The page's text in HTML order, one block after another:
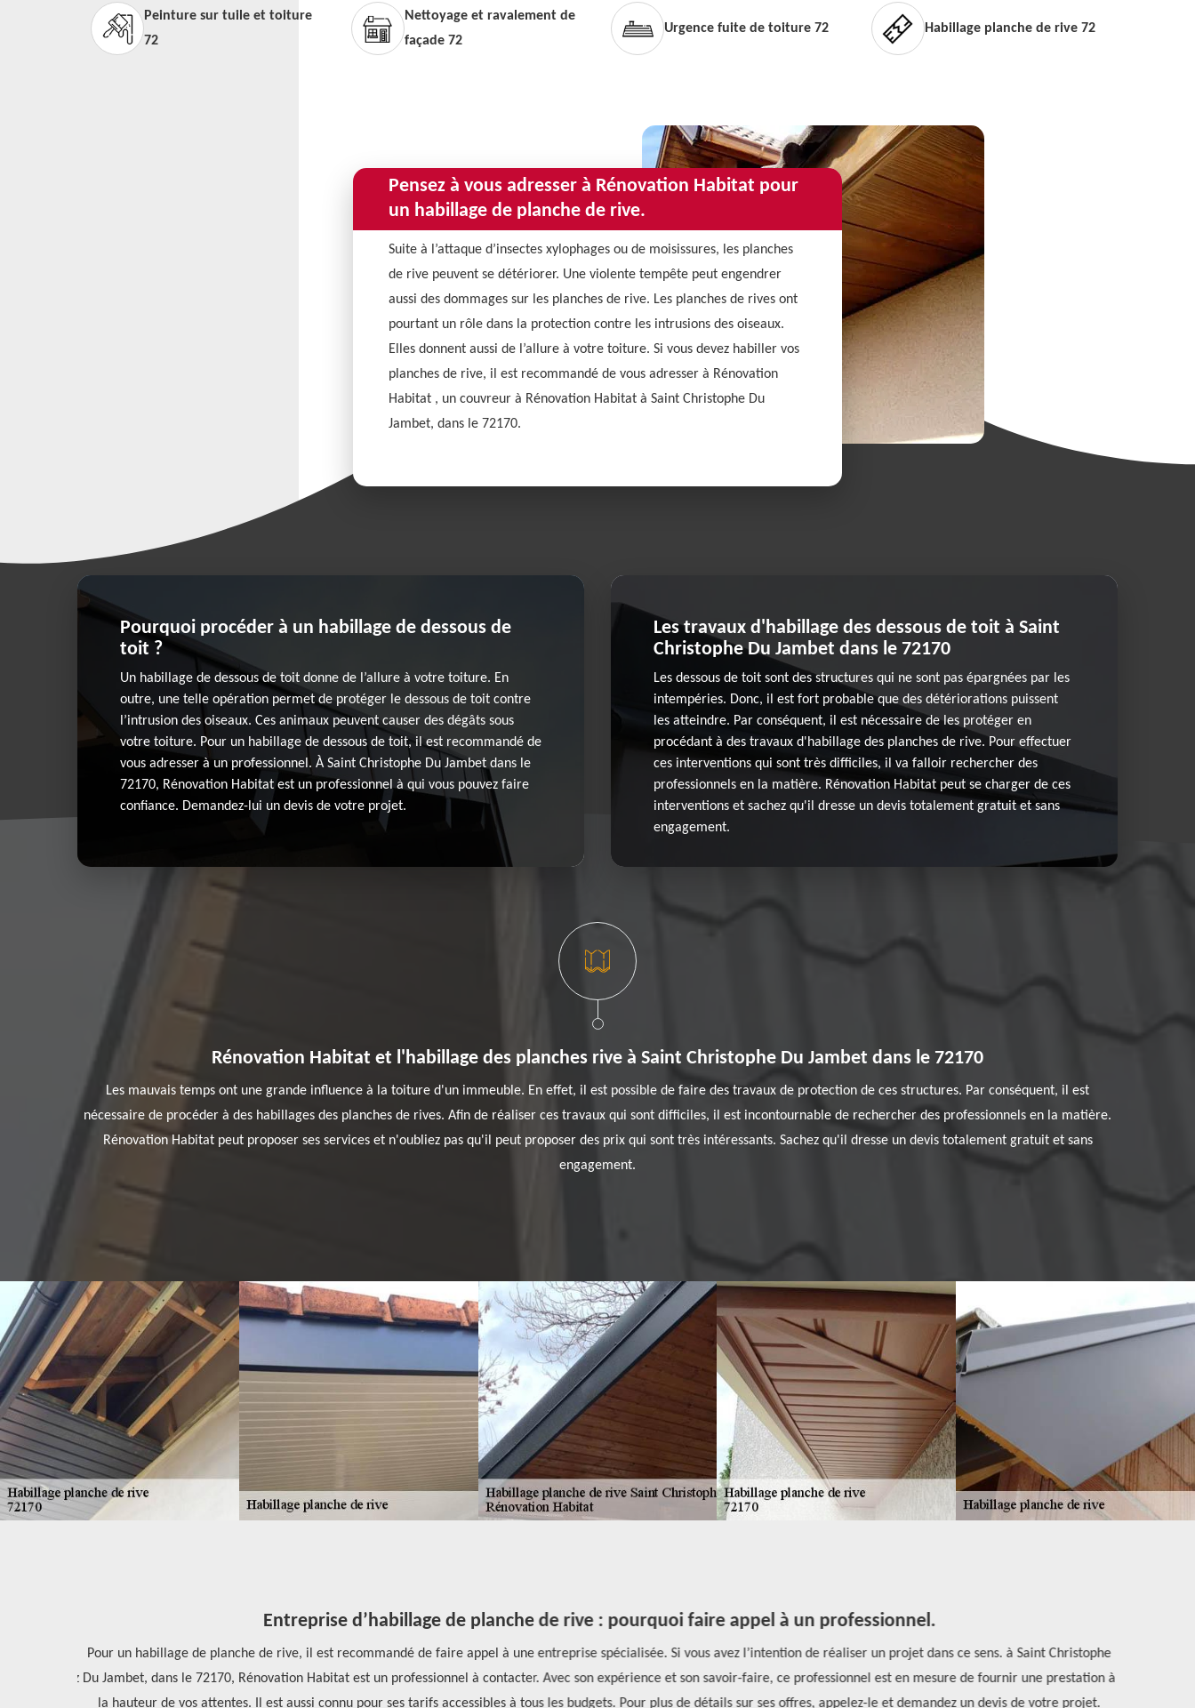
Peinture sur tuile et toiture
72
Nettoyage et ravalement de
façade 72
Urgence fuite de toiture 72 Habillage planche de rive 72
Pensez à vous adresser à Rénovation Habitat pour
un habillage de planche de rive.
Suite à l’attaque d’insectes xylophages ou de moisissures, les planches
de rive peuvent se détériorer. Une violente tempête peut engendrer
aussi des dommages sur les planches de rive. Les planches de rives ont
pourtant un rôle dans la protection contre les intrusions des oiseaux.
Elles donnent aussi de l’allure à votre toiture. Si vous devez habiller vos
planches de rive, il est recommandé de vous adresser à Rénovation
Habitat , un couvreur à Rénovation Habitat à Saint Christophe Du
Jambet, dans le 72170.
Pourquoi procéder à un habillage de dessous de
toit ?
Un habillage de dessous de toit donne de l’allure à votre toiture. En
outre, une telle opération permet de protéger le dessous de toit contre
l’intrusion des oiseaux. Ces animaux peuvent causer des dégâts sous
votre toiture. Pour un habillage de dessous de toit, il est recommandé de
vous adresser à un professionnel. À Saint Christophe Du Jambet dans le
72170, Rénovation Habitat est un professionnel à qui vous pouvez faire
confiance. Demandez-lui un devis de votre projet.
Les travaux d'habillage des dessous de toit à Saint
Christophe Du Jambet dans le 72170
Les dessous de toit sont des structures qui ne sont pas épargnées par les
intempéries. Donc, il est fort probable que des détériorations puissent
les atteindre. Par conséquent, il est nécessaire de les protéger en
procédant à des travaux d'habillage des planches de rive. Pour effectuer
ces interventions qui sont très difficiles, il va falloir rechercher des
professionnels en la matière. Rénovation Habitat peut se charger de ces
interventions et sachez qu'il dresse un devis totalement gratuit et sans
engagement.
Rénovation Habitat et l'habillage des planches rive à Saint Christophe Du Jambet dans le 72170
Les mauvais temps ont une grande influence à la toiture d'un immeuble. En effet, il est possible de faire des travaux de protection de ces structures. Par conséquent, il est
nécessaire de procéder à des habillages des planches de rives. Afin de réaliser ces travaux qui sont difficiles, il est incontournable de rechercher des professionnels en la matière.
Rénovation Habitat peut proposer ses services et n'oubliez pas qu'il peut proposer des prix qui sont très intéressants. Sachez qu'il dresse un devis totalement gratuit et sans
engagement.
Entreprise d’habillage de planche de rive : pourquoi faire appel à un professionnel.
Pour un habillage de planche de rive, il est recommandé de faire appel à une entreprise spécialisée. Si vous avez l’intention de réaliser un projet dans ce sens. à Saint Christophe
Du Jambet, dans le 72170, Rénovation Habitat est un professionnel à contacter. Avec son expérience et son savoir-faire, ce professionnel est en mesure de fournir une prestation à
la hauteur de vos attentes. Il est aussi connu pour ses tarifs accessibles à tous les budgets. Pour plus de détails sur ses offres, appelez-le et demandez un devis de votre projet.